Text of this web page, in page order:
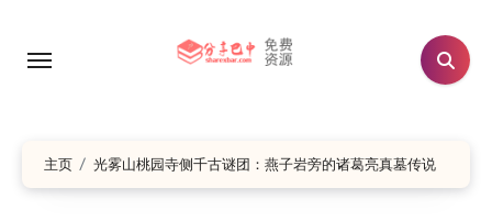
主页 光雾山桃园寺侧千古谜团：燕子岩旁的诸葛亮真墓传说